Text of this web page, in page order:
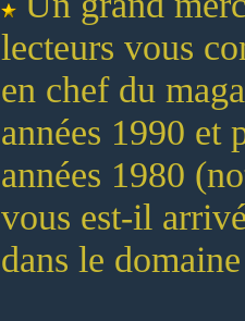
lecteurs vous
en chef du
années 1990 et
années 1980
vous est-il
dans le